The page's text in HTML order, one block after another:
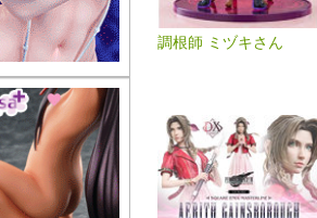
調根師 ミヅキさん